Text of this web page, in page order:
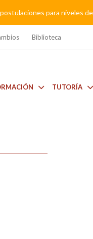
para niveles
Biblioteca
TUTORÍA